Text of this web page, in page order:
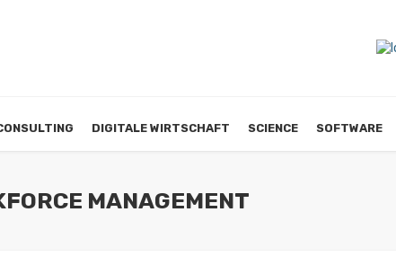
DIGITALE WIRTSCHAFT SCIENCE SOFTWARE
MANAGEMENT